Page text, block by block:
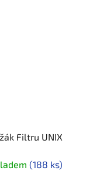
Filtru UNIX
(188 ks)